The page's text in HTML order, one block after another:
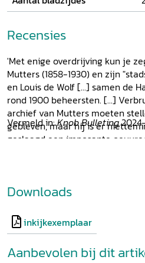
Recensies
'Met enige overdrijving kun je
Mutters (1858-1930) en zijn
en Louis de Wolf [...] samen de
rond 1900 beheersten. [...]
archief van Mutters moeten
gebleven, maar hij is er
geslaagd een imposante
Vermeld in:Knob Bulleting
Downloads
inkijkexemplaar
Aanbevolen bij dit